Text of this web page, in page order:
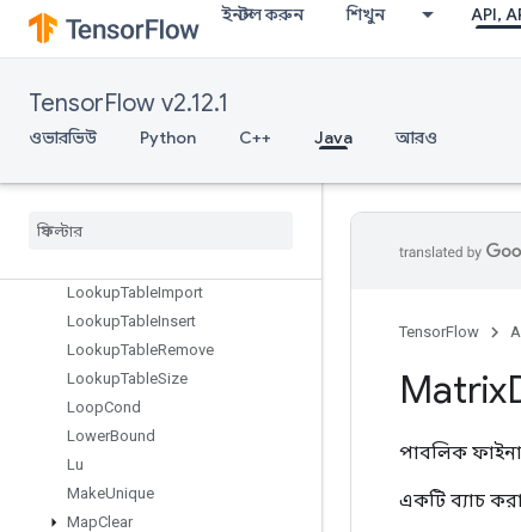
ইনস্টল করুন শিখুন API,
TensorFlow v2.12.1
ওভারভিউ Python C++ Java আরও
LoadTPUEmbeddingFrequencyEstimatorParameters
LoadTPUEmbeddingMDLAdagradLightParameters
LoadTPUEmbeddingProximalAdagradParameters
LoadTPUEmbeddingProximalYogiParameters
LoadTPUEmbeddingStochastic
Lookup
LookupTableImport
LookupTableInsert
LookupTableRemove
LookupTableSize
LoopCond
LowerBound
Lu
MakeUnique
MapClear
TensorFlow
Matrix
পাবলিক
একটি ব্যাচ